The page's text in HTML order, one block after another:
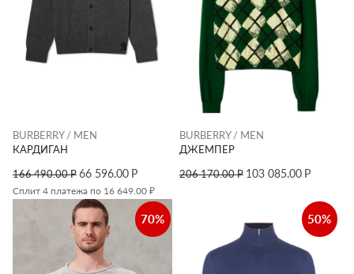
BURBERRY / MEN
КАРДИГАН
166 490.00Р66 596.00 Р
Сплит 4 платежа по 16 649.00 ₽
BURBERRY / MEN
ДЖЕМПЕР
206 170.00Р 103 085.00 Р
70% 50%